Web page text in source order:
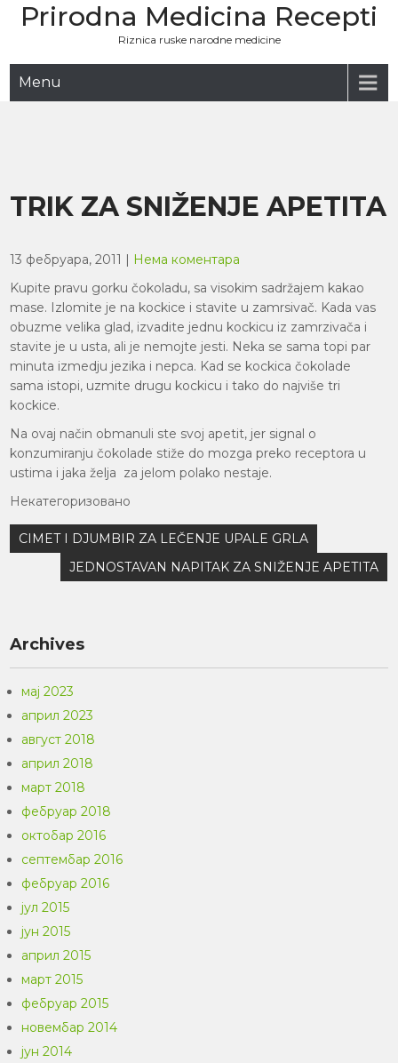
SkipPrirodna Medicina Recepti
Riznica ruske narodne medicine
Menu
TRIK ZA SNIŽENJE APETITA
13 фебруара, 2011 | Нема коментара
Kupite pravu gorku čokoladu, sa visokim sadržajem kakao
mase. Izlomite je na kockice i stavite u zamrsivač. Kada vas
obuzme velika glad, izvadite jednu kockicu iz zamrzivača i
stavite je u usta, ali je nemojte jesti. Neka se sama topi par
minuta izmedju jezika i nepca. Kad se kockica čokolade
sama istopi, uzmite drugu kockicu i tako do najviše tri
kockice.
Na ovaj način obmanuli ste svoj apetit, jer signal o
konzumiranju čokolade stiže do mozga preko receptora u
ustima i jaka želja za jelom polako nestaje.
Некатегоризовано
Кретање
чланка
CIMET I DJUMBIR ZA LEČENJE UPALE GRLA
JEDNOSTAVAN NAPITAK ZA SNIŽENJE APETITA
Archives
мај 2023
април 2023
август 2018
април 2018
март 2018
фебруар 2018
октобар 2016
септембар 2016
фебруар 2016
јул 2015
јун 2015
април 2015
март 2015
фебруар 2015
новембар 2014
јун 2014